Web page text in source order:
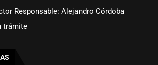
Responsable: Alejandro Córdoba
trámite